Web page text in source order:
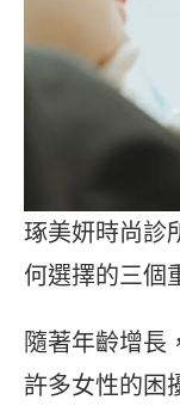
琢美妍時尚診
何選擇的三個
隨著年齡增長
許多女性的困